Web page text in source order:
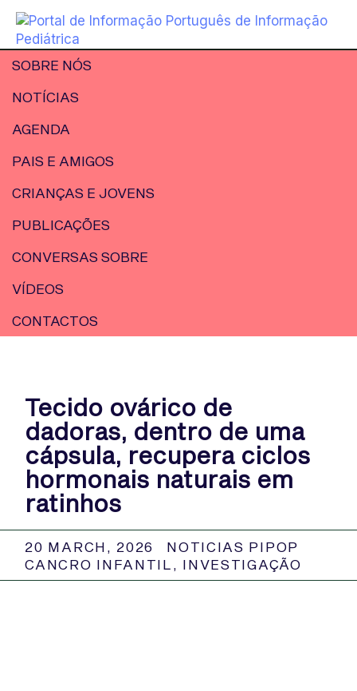
SOBRE NÓS
NOTÍCIAS
AGENDA
PAIS E AMIGOS
CRIANÇAS E JOVENS
PUBLICAÇÕES
CONVERSAS SOBRE
VÍDEOS
CONTACTOS
Tecido ovárico de
dadoras, dentro de uma
cápsula, recupera ciclos
hormonais naturais em
ratinhos
20 MARCH, 2026
NOTICIAS PIPOP
CANCRO INFANTIL
INVESTIGAÇÃO